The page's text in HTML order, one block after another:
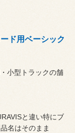
ド用ベーシック
小型トラックの舗
と違い特にブ
名はそのまま